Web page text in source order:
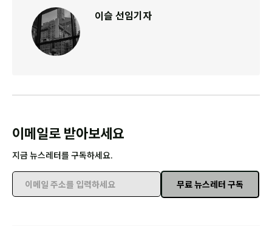
이슬 선임기자
이메일로 받아보세요
지금 뉴스레터를 구독하세요.
이메일 주소를 입력하세요
무료 뉴스레터 구독